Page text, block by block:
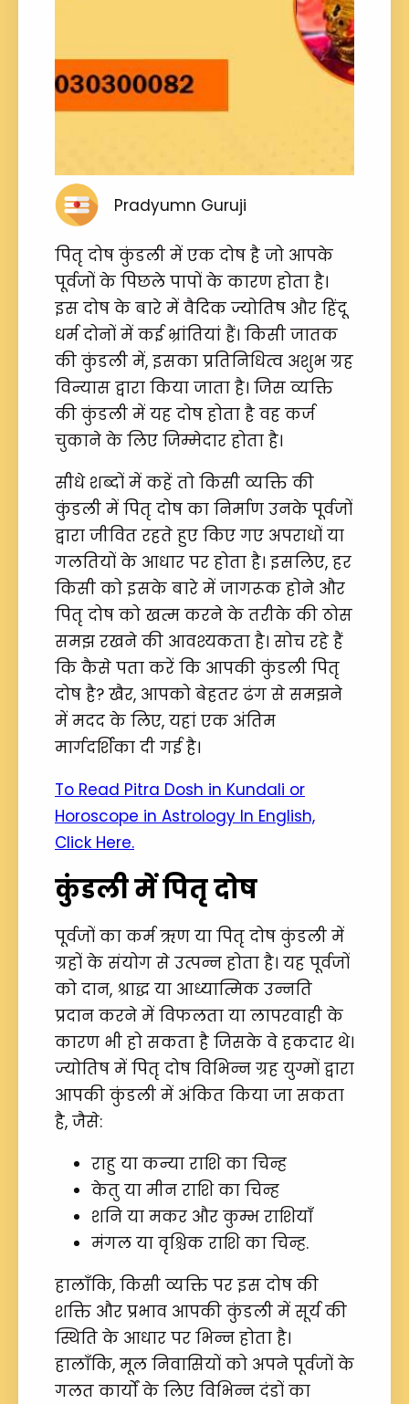
Pradyumn Guruji
पितृ दोष कुंडली में एक दोष है जो आपके
पूर्वजों के पिछले पापों के कारण होता है।
इस दोष के बारे में वैदिक ज्योतिष और हिंदू
धर्म दोनों में कई भ्रांतियां हैं। किसी जातक
की कुंडली में, इसका प्रतिनिधित्व अशुभ ग्रह
विन्यास द्वारा किया जाता है। जिस व्यक्ति
की कुंडली में यह दोष होता है वह कर्ज
चुकाने के लिए जिम्मेदार होता है।
सीधे शब्दों में कहें तो किसी व्यक्ति की
कुंडली में पितृ दोष का निर्माण उनके पूर्वजों
द्वारा जीवित रहते हुए किए गए अपराधों या
गलतियों के आधार पर होता है। इसलिए, हर
किसी को इसके बारे में जागरूक होने और
पितृ दोष को खत्म करने के तरीके की ठोस
समझ रखने की आवश्यकता है। सोच रहे हैं
कि कैसे पता करें कि आपकी कुंडली पितृ
दोष है? खैर, आपको बेहतर ढंग से समझने
में मदद के लिए, यहां एक अंतिम
मार्गदर्शिका दी गई है।
To Read Pitra Dosh in Kundali or
Horoscope in Astrology In English,
Click Here.
कुंडली में पितृ दोष
पूर्वजों का कर्म ऋण या पितृ दोष कुंडली में
ग्रहों के संयोग से उत्पन्न होता है। यह पूर्वजों
को दान, श्राद्ध या आध्यात्मिक उन्नति
प्रदान करने में विफलता या लापरवाही के
कारण भी हो सकता है जिसके वे हकदार थे।
ज्योतिष में पितृ दोष विभिन्न ग्रह युग्मों द्वारा
आपकी कुंडली में अंकित किया जा सकता
है, जैसे:
राहु या कन्या राशि का चिन्ह
केतु या मीन राशि का चिन्ह
शनि या मकर और कुम्भ राशियाँ
मंगल या वृश्चिक राशि का चिन्ह.
हालाँकि, किसी व्यक्ति पर इस दोष की
शक्ति और प्रभाव आपकी कुंडली में सूर्य की
स्थिति के आधार पर भिन्न होता है।
हालाँकि, मूल निवासियों को अपने पूर्वजों के
गलत कार्यों के लिए विभिन्न दंडों का